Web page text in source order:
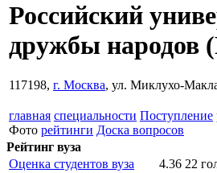
Российский
дружбы народов
117198, г. Москва, ул. Миклухо-
главная специальности Поступление
Фото рейтинги Доска вопросов
Рейтинг вуза
Оценка студентов вуза
4.36 22